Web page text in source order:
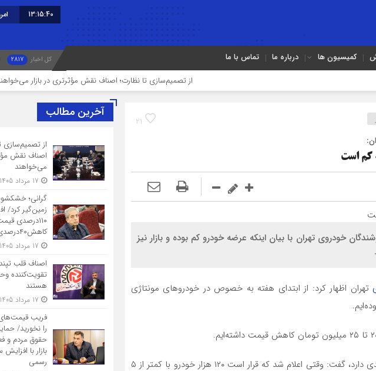
13:15:41
کمیسیون ها درباره ما تماس با ما کل اخبار 2817
از تصمیم‌سازی تا نظارت؛ اصناف نقش مؤثرتری در بازار می‌خواهند
21
کم است
خودروی تهران با بیان اینکه عرضه خودرو کم بوده و بازار نیز
تهران اظهار کرد: از ابتدای هفته به خصوص در خودروهای مونتاژی
موتمنی با بیان اینکه کاهش قیمت داریم اما روند کندی دارد، گفت: وقتی اعلام شد که قرار است ۱۲۰ هزار خودرو با کمتر از ۵
آخرین مطالب
از تصمیم‌سازی
اصناف نقش
می‌خواهند
گرانی؛
زمین‌گیر کرد/
۱۱۰درصدی
کاهش۴۰درصدی تقاضا
اصناف قلب
تقویت‌کننده
هستند
فریب
را نخورید/
حقوق مردم و
بازار با
رسمی